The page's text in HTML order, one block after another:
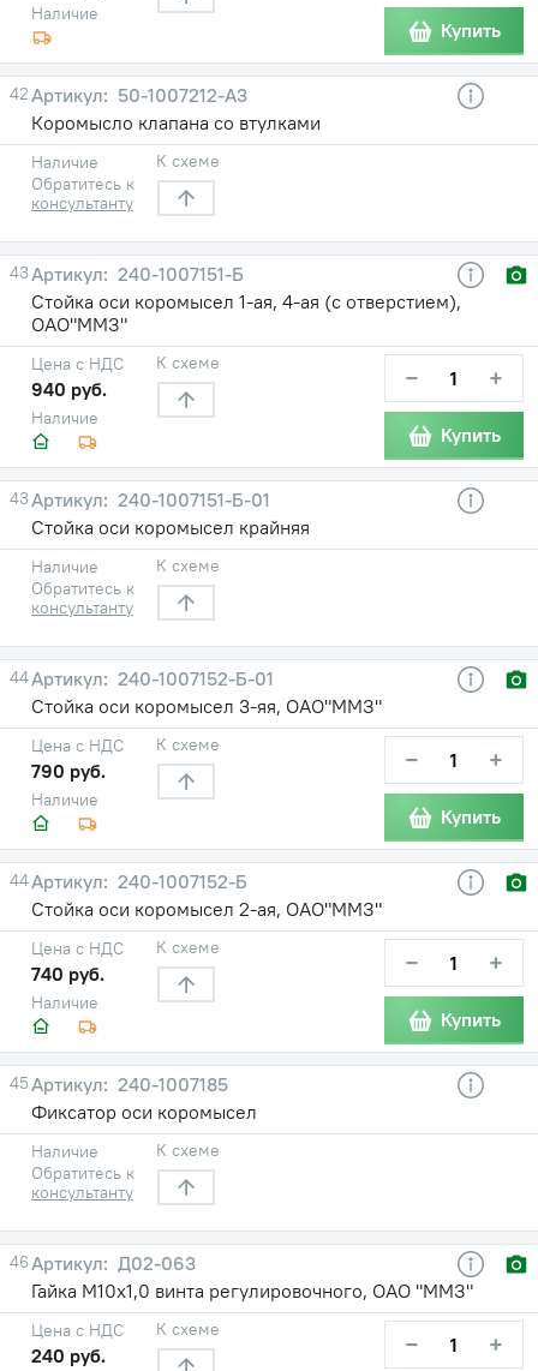
Наличие
Купить
42
50-1007212-А3
Коромысло клапана со втулками
Наличие
Обратитесь к
консультанту
К схеме
43
240-1007151-Б
Стойка оси коромысел 1-ая, 4-ая (с отверстием),
ОАО"ММЗ"
Наличие
Цена с НДС
940 руб.
К схеме − +
Купить
43
240-1007151-Б-01
Стойка оси коромысел крайняя
Наличие
Обратитесь к
консультанту
К схеме
44
240-1007152-Б-01
Стойка оси коромысел 3-яя, ОАО"ММЗ"
Наличие
Цена с НДС
790 руб.
К схеме − +
Купить
44
240-1007152-Б
Стойка оси коромысел 2-ая, ОАО"ММЗ"
Наличие
Цена с НДС
740 руб.
К схеме − +
Купить
45
240-1007185
Фиксатор оси коромысел
Наличие
Обратитесь к
консультанту
К схеме
46
Д02-063
Гайка М10х1,0 винта регулировочного, ОАО "ММЗ"
Цена с НДС
240 руб.
К схеме − +